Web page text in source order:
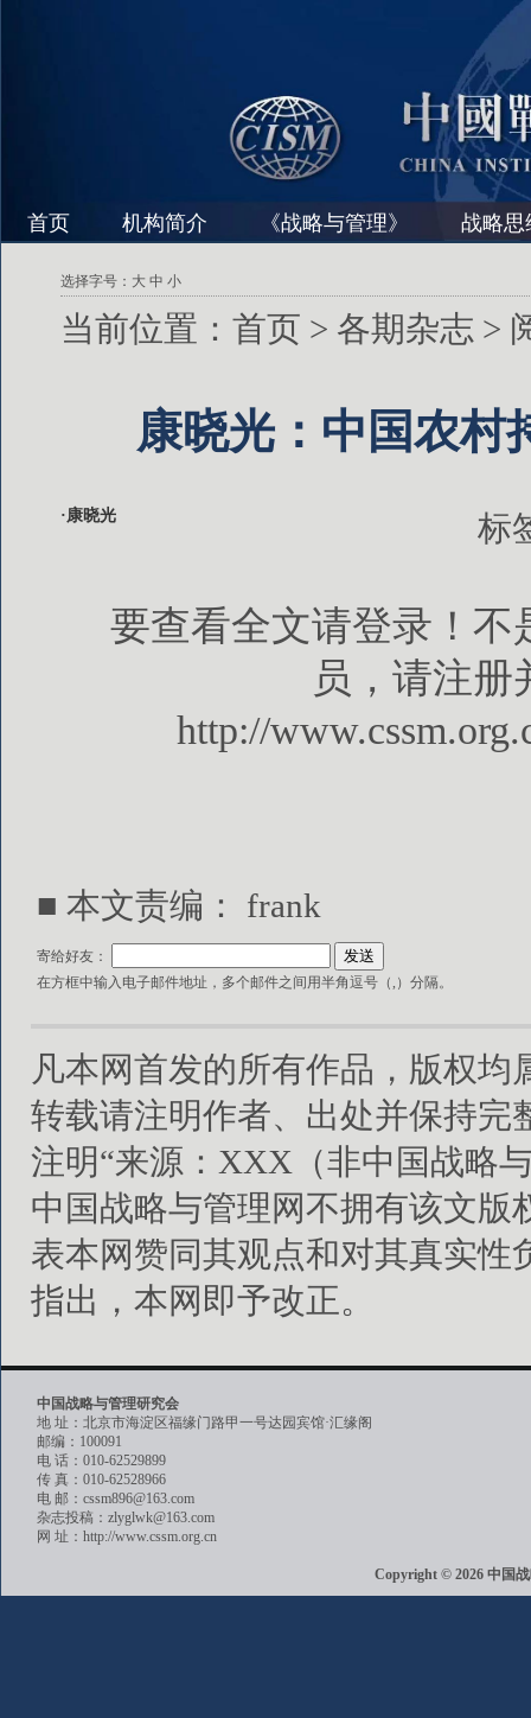
首页 机构简介 《战略与管理》 战略思
选择字号： 大 中 小
当前位置： 首页 > 各期杂志 >
康晓光：中国农村
·康晓光 标
要查看全文请登录！不
员，请注册
http://
■ 本文责编： frank
寄给好友：
在方框中输入电子邮件地址，多个邮件之间用半角逗号（,）分隔。
凡本网首发的所有作品，版权
转载请注明作者、出处并保持完
注明“来源：XXX（非中国战略
中国战略与管理网不拥有该文
表本网赞同其观点和对其真实
指出，本网即予改正。
中国战略与管理研究会
地 址：北京市海淀区福缘门路甲一号达园宾馆·汇缘阁
邮编：100091
电 话：010-62529899
传 真：010-62528966
电 邮：cssm896@163.com
杂志投稿：zlyglwk@163.com
网 址：http://www.cssm.org.cn
Copyright © 2026 中国